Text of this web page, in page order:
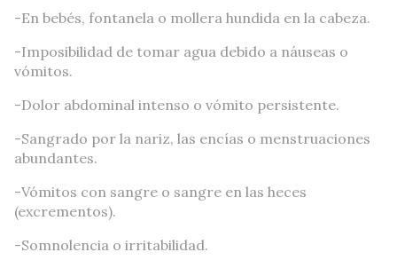
-En bebés, fontanela o mollera hundida en la cabeza.
-Imposibilidad de tomar agua debido a náuseas o
vómitos.
-Dolor abdominal intenso o vómito persistente.
-Sangrado por la nariz, las encías o menstruaciones
abundantes.
-Vómitos con sangre o sangre en las heces
(excrementos).
-Somnolencia o irritabilidad.